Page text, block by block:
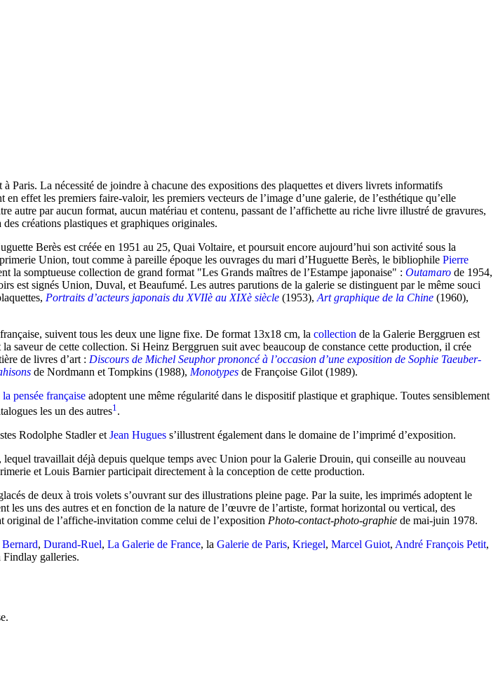
Paris. La nécessité de joindre à chacune des expositions des plaquettes et divers livrets informatifs
effet les premiers faire-valoir, les premiers vecteurs de l’image d’une galerie, de l’esthétique qu’elle
autre par aucun format, aucun matériau et contenu, passant de l’affichette au riche livre illustré de gravures,
créations plastiques et graphiques originales.
Berès est créée en 1951 au 25, Quai Voltaire, et poursuit encore aujourd’hui son activité sous la
Union, tout comme à pareille époque les ouvrages du mari d’Huguette Berès, le bibliophile Pierre
la somptueuse collection de grand format "Les Grands maîtres de l’Estampe japonaise" : Outamaro de 1954,
est signés Union, Duval, et Beaufumé. Les autres parutions de la galerie se distinguent par le même souci
Portraits d’acteurs japonais du XVIIè au XIXè siècle (1953), Art graphique de la Chine (1960),
suivent tous les deux une ligne fixe. De format 13x18 cm, la collection de la Galerie Berggruen est
de cette collection. Si Heinz Berggruen suit avec beaucoup de constance cette production, il crée
de livres d’art : Discours de Michel Seuphor prononcé à l’occasion d’une exposition de Sophie Taeuber-
de Nordmann et Tompkins (1988), Monotypes de Françoise Gilot (1989).
pensée française adoptent une même régularité dans le dispositif plastique et graphique. Toutes sensiblement
les un des autres1 .
Rodolphe Stadler et Jean Hugues s’illustrent également dans le domaine de l’imprimé d’exposition.
travaillait déjà depuis quelque temps avec Union pour la Galerie Drouin, qui conseille au nouveau
et Louis Barnier participait directement à la conception de cette production.
de deux à trois volets s’ouvrant sur des illustrations pleine page. Par la suite, les imprimés adoptent le
uns des autres et en fonction de la nature de l’œuvre de l’artiste, format horizontal ou vertical, des
original de l’affiche-invitation comme celui de l’exposition Photo-contact-photo-graphie de mai-juin 1978.
, Durand-Ruel, La Galerie de France, la Galerie de Paris, Kriegel, Marcel Guiot, André François Petit,
Findlay galleries.